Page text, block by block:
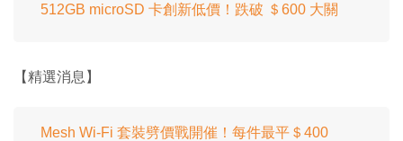
512GB microSD 卡創新低價！跌破 ＄600 大關
【精選消息】
Mesh Wi-Fi 套裝劈價戰開催！每件最平＄400